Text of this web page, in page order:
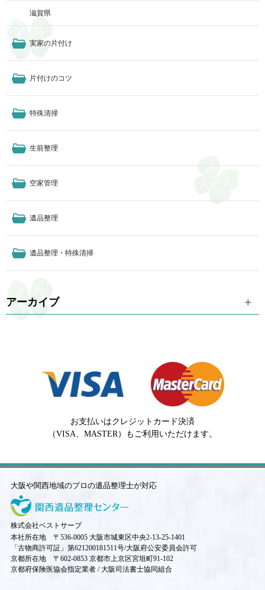
滋賀県
実家の片付け
片付けのコツ
特殊清掃
生前整理
空家管理
遺品整理
遺品整理・特殊清掃
アーカイブ
お支払いはクレジットカード決済
（VISA、MASTER）もご利用いただけます。
大阪や関西地域のプロの遺品整理士が対応
株式会社ベストサーブ
本社所在地 〒536-0005 大阪市城東区中央2-13-25-1401
「古物商許可証」第621200181511号/大阪府公安委員会許可
京都所在地 〒602-0853 京都市上京区宮垣町91-102
京都府保険医協会指定業者 / 大阪司法書士協同組合